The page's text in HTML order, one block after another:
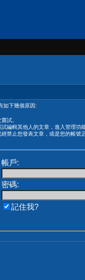
如下幾個原因:
試。
編輯其他人的文章，進入管理功
禁止您發表文章，或是您的帳號
帳戶:
密碼:
記住我?